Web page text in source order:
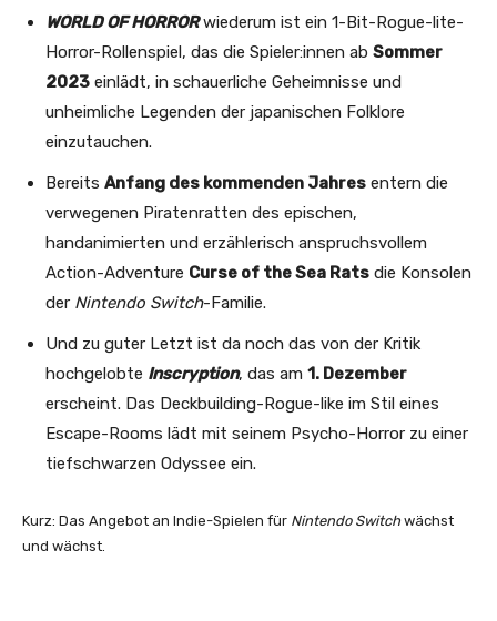
WORLD OF HORRORwiederum ist ein 1-Bit-Rogue-lite-
Horror-Rollenspiel, das die Spieler:innen ab Sommer
2023 einlädt, in schauerliche Geheimnisse und
unheimliche Legenden der japanischen Folklore
einzutauchen.
Bereits Anfang des kommenden Jahres entern die
verwegenen Piratenratten des epischen,
handanimierten und erzählerisch anspruchsvollem
Action-Adventure Curse of the Sea Rats die Konsolen
der Nintendo Switch-Familie.
Und zu guter Letzt ist da noch das von der Kritik
hochgelobte Inscryption, das am 1. Dezember
erscheint. Das Deckbuilding-Rogue-like im Stil eines
Escape-Rooms lädt mit seinem Psycho-Horror zu einer
tiefschwarzen Odyssee ein.
Kurz: Das Angebot an Indie-Spielen für Nintendo Switch wächst
und wächst.